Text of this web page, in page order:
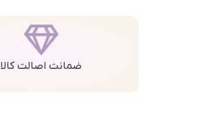
ضمانت اصالت کالا